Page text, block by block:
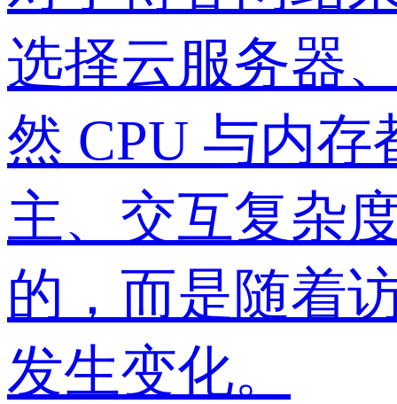
选择云服务器
然 CPU 与内
主、交互复杂
的，而是随着
发生变化。